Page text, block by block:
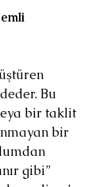
Bu
bir taklit
bir
gibi”